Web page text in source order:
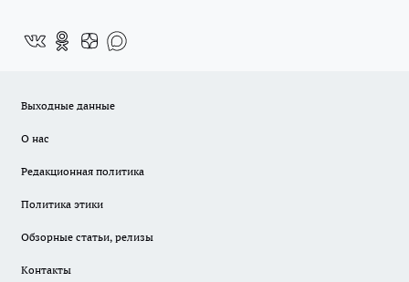
Выходные данные
О нас
Редакционная политика
Политика этики
Обзорные статьи, релизы
Контакты